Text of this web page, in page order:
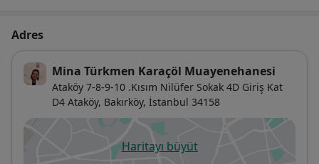
Adres
Mina Türkmen Karaçöl Muayenehanesi
Ataköy 7-8-9-10 .Kısım Nilüfer Sokak 4D Giriş Kat
D4 Ataköy, Bakırköy, İstanbul 34158
Haritayı büyütyeni bir sekmede açılır